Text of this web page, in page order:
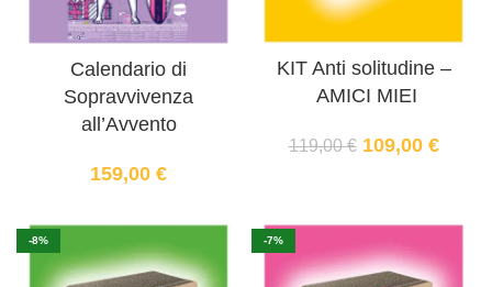
Calendario di
Sopravvivenza
all’Avvento
159,00 €
KIT Anti solitudine –
AMICI MIEI
119,00€ 109,00 €
-8% -7%